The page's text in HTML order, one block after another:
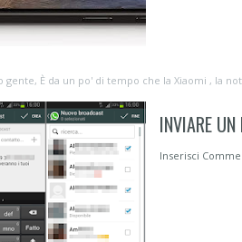
gente, È da un po' di tempo che la Xiaomi , la
INVIARE
Inserisci